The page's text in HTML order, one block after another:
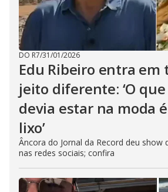
DO R7/31/01/2026
Edu Ribeiro entra em
jeito diferente: ‘O
devia estar na moda
lixo’
Âncora do Jornal da Record deu show
nas redes sociais; confira